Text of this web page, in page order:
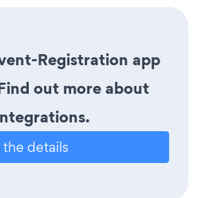
Registration app
out more about
the details